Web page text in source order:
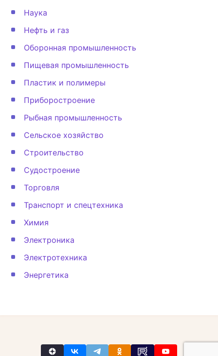
Наука
Нефть и газ
Оборонная промышленность
Пищевая промышленность
Пластик и полимеры
Приборостроение
Рыбная промышленность
Сельское хозяйство
Строительство
Судостроение
Торговля
Транспорт и спецтехника
Химия
Электроника
Электротехника
Энергетика